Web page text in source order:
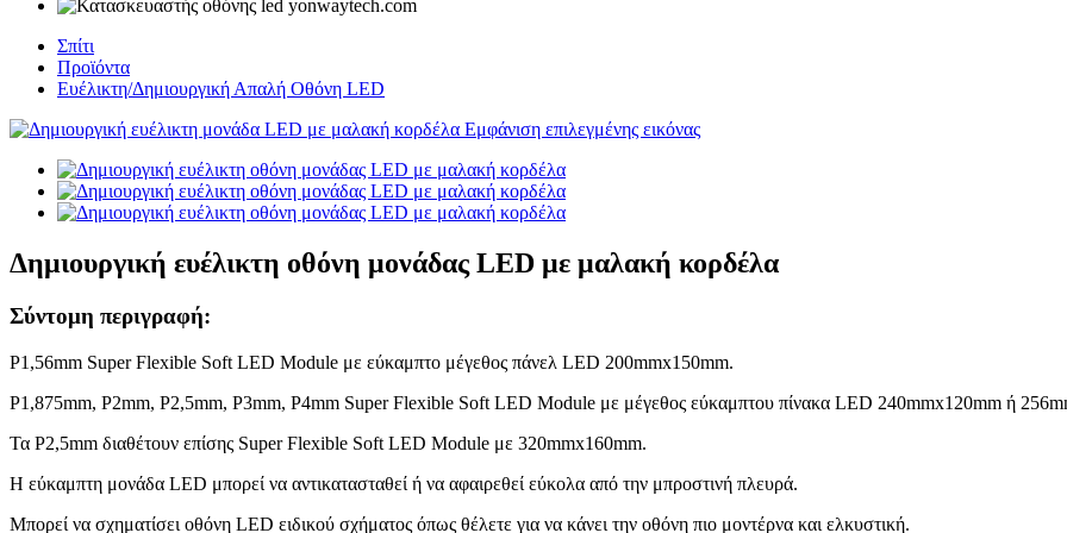
Σπίτι
Προϊόντα
Ευέλικτη/Δημιουργική Απαλή Οθόνη LED
Δημιουργική ευέλικτη οθόνη μονάδας LED με μαλακή κορδέλα
Σύντομη περιγραφή:
P1,56mm Super Flexible Soft LED Module με εύκαμπτο μέγεθος πάνελ LED 200mmx150mm.
P1,875mm, P2mm, P2,5mm, P3mm, P4mm Super Flexible Soft LED Module με μέγεθος εύκαμπτου πίνακα LED 240mmx120mm ή
Τα P2,5mm διαθέτουν επίσης Super Flexible Soft LED Module με 320mmx160mm.
Η εύκαμπτη μονάδα LED μπορεί να αντικατασταθεί ή να αφαιρεθεί εύκολα από την μπροστινή πλευρά.
Μπορεί να σχηματίσει οθόνη LED ειδικού σχήματος όπως θέλετε για να κάνει την οθόνη πιο μοντέρνα και ελκυστική.